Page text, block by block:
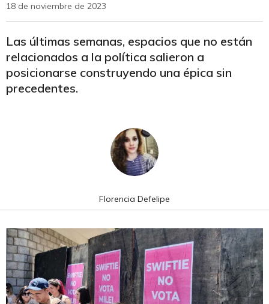
18 de noviembre de 2023
Las últimas semanas, espacios que no están
relacionados a la política salieron a
posicionarse construyendo una épica sin
precedentes.
Florencia Defelipe